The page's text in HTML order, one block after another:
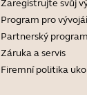
Zaregistrujte svůj
Program pro
Partnerský program
Záruka a servis
Firemní politika